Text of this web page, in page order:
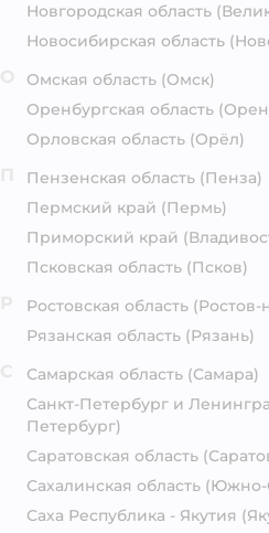
Новгородская область
Новосибирская область
Омская область (Омск)
Оренбургская область
Орловская область (Орёл)
Пензенская область (Пенза)
Пермский край (Пермь)
Приморский край
Псковская область (Псков)
Ростовская область (Ростов-
Рязанская область (Рязань)
Самарская область (Самара)
Санкт-Петербург и
Петербург)
Саратовская область
Сахалинская область (Южно-
Саха Республика - Якутия